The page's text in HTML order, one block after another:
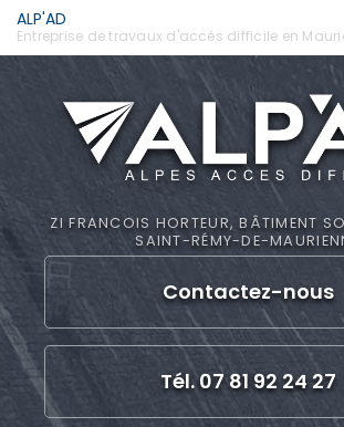
contenu
ALP'AD
Entreprise de travaux d'accès difficile en
ZI FRANCOIS HORTEUR, BÂTIMENT
SAINT-RÉMY-DE-
Contactez-nous
Tél. 07 81 92 24 27